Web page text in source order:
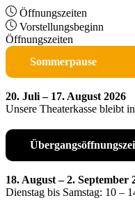
Öffnungszeiten
Vorstellungsbeginn
Öffnungszeiten
Sommerpause
20. Juli – 17. August 2026
Unsere Theaterkasse bleibt
18. August – 2. September
Dienstag bis Samstag: 10 –